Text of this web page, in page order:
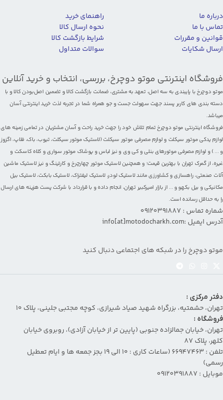
راهنمای خرید
نحوه ارسال کالا
شرایط بازگشت کالا
سوالات متداول
درباره ما
تماس با ما
قوانین و مقررات
ارسال شکایات
فروشگاه اینترنتی موتو دوچرخ، بررسی، انتخاب و خرید آنلاین
موتو دوچرخ با پایبندی به سه اصل، تعهد به مشتری، ضمانت بازگشت کالا و تضمین اصل‌بودن کالا و با
دسته بندی های کاربر پسند جهت سهولت جست و جو همراه شما در تجربه لذت خرید اینترنتی آسان
میباشد.
فروشگاه اینترنتی موتو دوچرخ تمام تلاش خود را جهت خرید راحت و آسان مشتریان در تمامی زمینه های
لوازم یدکی موتور سیکلت ولوازم مصرفی موتور سیکلت(لاستیک موتور سیکلت،تیوب، باک،فلاپ، اگزوز
و ... ) و لوازم مصرفیموتورهای بنلی و کی وی و نیزلباس و پوشاک موتور سواری و کلاه کاسکت و
غیره، از گمرک تهران با بهترین قیمت؛ و همچنینلاستیک موتور چهارچرخ و کارتینگ و نیز لاستیک ماشین
آلات صنعتی، راهسازی و کشاورزی مانندلاستیک لودر، لاستیک لیفتراک،لاستیک بابکت،لاستیک بیل
مکانیکی و بیل بکهو و ... از بازار امیرکبیر تهران، انجام داده و با قرارداد با شرکت پست هزینه های ارسال
را به حداقل رسانده است.
شماره تماس : 09120391887
آدرس ایمیل :info[at]motodocharkh.com
موتو دوچرخ را در شبکه های اجتماعی دنبال کنید
دفتر مرکزی :
تهران، حشمتیه، بزرگراه شهید صیاد شیرازی، کوچه مجتبی جلینی، پلاک ۱۰
فروشگاه :
تهران، خیابان جمالزاده جنوبی (پایین تر از خیابان آزادی)، روبروی خیابان
کلهر، پلاک ۸۷
تلفن : 66947463 (ساعات کاری : 10 الی 19 بجز جمعه ها و ایام تعطیل
رسمی)
موبایل : 09120391887